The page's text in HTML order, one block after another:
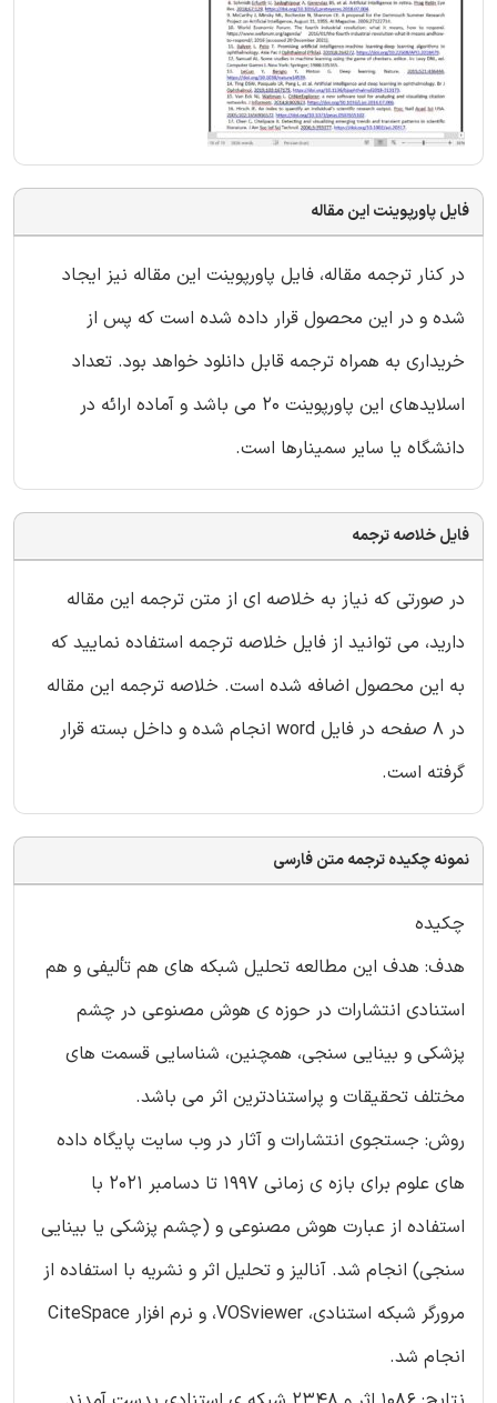
فایل پاورپوینت این مقاله
در کنار ترجمه مقاله، فایل پاورپوینت این مقاله نیز ایجاد
شده و در این محصول قرار داده شده است که پس از
خریداری به همراه ترجمه قابل دانلود خواهد بود. تعداد
اسلایدهای این پاورپوینت 20 می باشد و آماده ارائه در
دانشگاه یا سایر سمینارها است.
فایل خلاصه ترجمه
در صورتی که نیاز به خلاصه ای از متن ترجمه این مقاله
دارید، می توانید از فایل خلاصه ترجمه استفاده نمایید که
به این محصول اضافه شده است. خلاصه ترجمه این مقاله
در 8 صفحه در فایل word انجام شده و داخل بسته قرار
گرفته است.
نمونه چکیده ترجمه متن فارسی
چکیده
هدف: هدف این مطالعه تحلیل شبکه های هم تألیفی و هم
استنادی انتشارات در حوزه ی هوش مصنوعی در چشم
پزشکی و بینایی سنجی، همچنین، شناسایی قسمت های
مختلف تحقیقات و پراستنادترین اثر می باشد.
روش: جستجوی انتشارات و آثار در وب سایت پایگاه داده
های علوم برای بازه ی زمانی 1997 تا دسامبر 2021 با
استفاده از عبارت هوش مصنوعی و (چشم پزشکی یا بینایی
سنجی) انجام شد. آنالیز و تحلیل اثر و نشریه با استفاده از
مرورگر شبکه استنادی، VOSviewer، و نرم افزار CiteSpace
انجام شد.